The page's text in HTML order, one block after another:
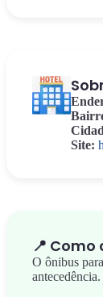
Site:
📍
O ônibus
antecedência.